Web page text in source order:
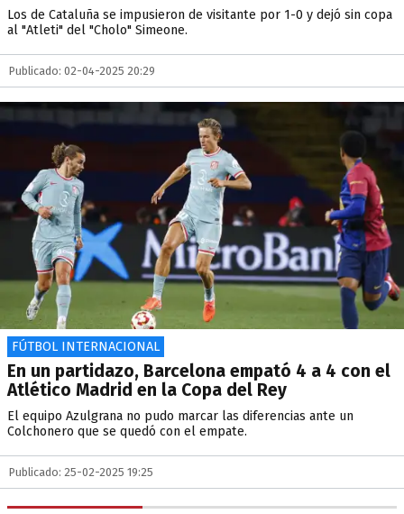
Los de Cataluña se impusieron de visitante por 1-0 y dejó sin copa
al "Atleti" del "Cholo" Simeone.
Publicado: 02-04-2025 20:29
FÚTBOL INTERNACIONAL
En un partidazo, Barcelona empató 4 a 4 con el
Atlético Madrid en la Copa del Rey
El equipo Azulgrana no pudo marcar las diferencias ante un
Colchonero que se quedó con el empate.
Publicado: 25-02-2025 19:25